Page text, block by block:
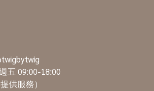
五 09:00-18:00
供服務）